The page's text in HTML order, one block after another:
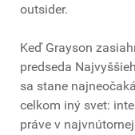
outsider.
Keď Grayson
predseda
sa stane
celkom iný svet:
práve v